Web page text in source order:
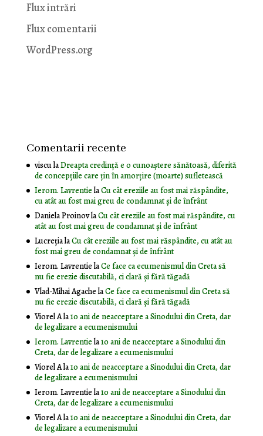
Flux intrări
Flux comentarii
WordPress.org
Comentarii recente
visculaDreapta credință e o cunoaștere sănătoasă, diferită
de concepțiile care țin în amorțire (moarte) sufletească
Ierom. LavrentielaCu cât ereziile au fost mai răspândite,
cu atât au fost mai greu de condamnat și de înfrânt
Daniela ProinovlaCu cât ereziile au fost mai răspândite, cu
atât au fost mai greu de condamnat și de înfrânt
LucrețialaCu cât ereziile au fost mai răspândite, cu atât au
fost mai greu de condamnat și de înfrânt
Ierom. LavrentielaCe face ca ecumenismul din Creta să
nu fie erezie discutabilă, ci clară și fără tăgadă
Vlad-Mihai AgachelaCe face ca ecumenismul din Creta să
nu fie erezie discutabilă, ci clară și fără tăgadă
Viorel Ala10 ani de neacceptare a Sinodului din Creta, dar
de legalizare a ecumenismului
Ierom. Lavrentiela10 ani de neacceptare a Sinodului din
Creta, dar de legalizare a ecumenismului
Viorel Ala10 ani de neacceptare a Sinodului din Creta, dar
de legalizare a ecumenismului
Ierom. Lavrentiela10 ani de neacceptare a Sinodului din
Creta, dar de legalizare a ecumenismului
Viorel Ala10 ani de neacceptare a Sinodului din Creta, dar
de legalizare a ecumenismului